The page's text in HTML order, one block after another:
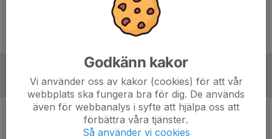
Samling 17:15
Laguppställning
Ingen uppställning ifylld
Godkänn kakor
Vi använder oss av kakor (cookies) för att vår
webbplats ska fungera bra för dig. De används
även för webbanalys i syfte att hjälpa oss att
förbättra våra tjänster.
Så använder vi cookies